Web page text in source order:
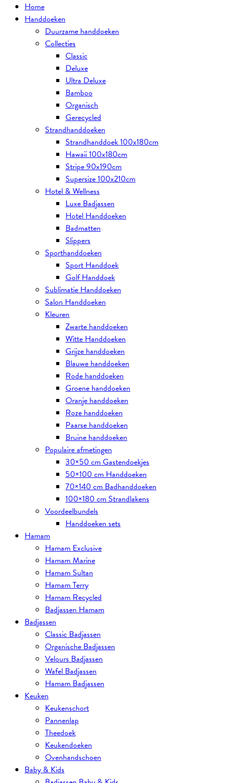
Home
Handdoeken
Duurzame handdoeken
Collecties
Classic
Deluxe
Ultra Deluxe
Bamboo
Organisch
Gerecycled
Strandhanddoeken
Strandhanddoek 100x180cm
Hawaii 100x180cm
Stripe 90x190cm
Supersize 100x210cm
Hotel & Wellness
Luxe Badjassen
Hotel Handdoeken
Badmatten
Slippers
Sporthanddoeken
Sport Handdoek
Golf Handdoek
Sublimatie Handdoeken
Salon Handdoeken
Kleuren
Zwarte handdoeken
Witte Handdoeken
Grijze handdoeken
Blauwe handdoeken
Rode handdoeken
Groene handdoeken
Oranje handdoeken
Roze handdoeken
Paarse handdoeken
Bruine handdoeken
Populaire afmetingen
30×50 cm Gastendoekjes
50×100 cm Handdoeken
70×140 cm Badhanddoeken
100×180 cm Strandlakens
Voordeelbundels
Handdoeken sets
Hamam
Hamam Exclusive
Hamam Marine
Hamam Sultan
Hamam Terry
Hamam Recycled
Badjassen Hamam
Badjassen
Classic Badjassen
Organische Badjassen
Velours Badjassen
Wafel Badjassen
Hamam Badjassen
Keuken
Keukenschort
Pannenlap
Theedoek
Keukendoeken
Ovenhandschoen
Baby & Kids